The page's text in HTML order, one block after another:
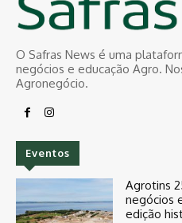
O Safras News é uma
negócios e educação Agro.
Agronegócio.
Eventos
Agrotins
negócios
edição